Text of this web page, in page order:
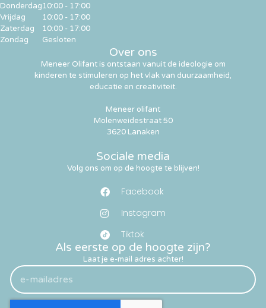
Als eerste op de hoogte zijn?
Laat je e-mail adres achter!
Sociale media
Volg ons om op de hoogte te blijven!
Facebook
Instagram
Tiktok
Over ons
Meneer Olifant is ontstaan vanuit de ideologie om
kinderen te stimuleren op het vlak van duurzaamheid,
educatie en creativiteit.
Meneer olifant
Molenweidestraat 50
3620 Lanaken
Donderdag
Vrijdag
Zaterdag
Zondag
10:00 - 17:00
10:00 - 17:00
10:00 - 17:00
Gesloten